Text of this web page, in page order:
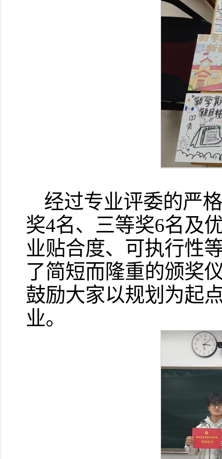
经过专业评委的严
奖4名、三等奖6名及
业贴合度、可执行性
了简短而隆重的颁奖
鼓励大家以规划为起
业。